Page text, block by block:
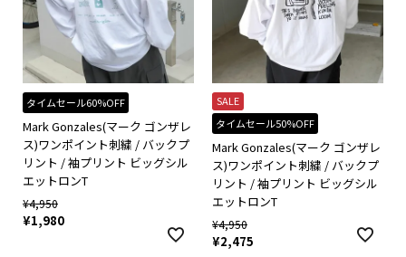
タイムセール60%OFF
Mark Gonzales(マーク ゴンザレ
ス)ワンポイント刺繍 / バックプ
リント / 袖プリント ビッグシル
エットロンT
¥4,950
¥1,980
SALE
タイムセール50%OFF
Mark Gonzales(マーク ゴンザレ
ス)ワンポイント刺繍 / バックプ
リント / 袖プリント ビッグシル
エットロンT
¥4,950
¥2,475